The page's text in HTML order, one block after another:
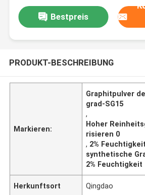
Bestpreis
PRODUKT-BESCHREIBUNG
Markieren:
Graphitpulver
grad-SG15
,
Hoher
risieren 0
, 2%
synthetische
2% Feuchtigkeit
Herkunftsort Qingdao